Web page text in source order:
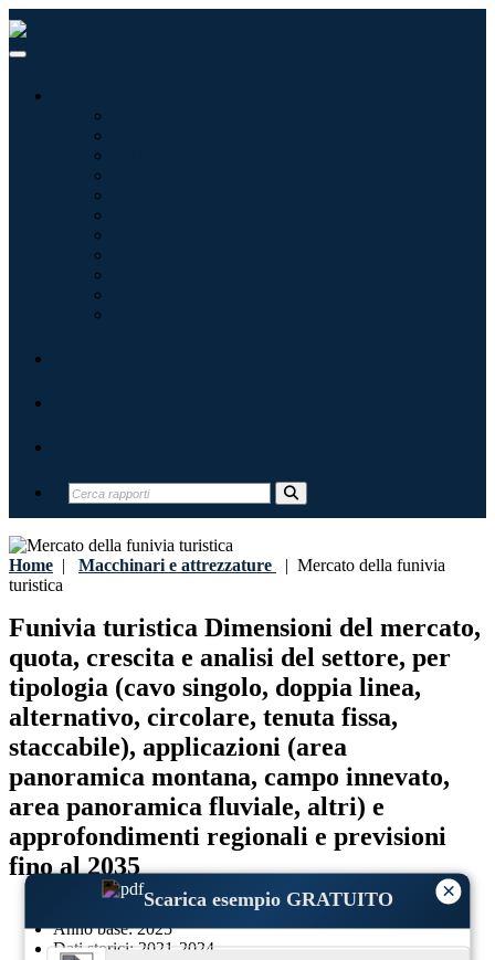
Home | Macchinari e attrezzature | Mercato della funivia
turistica
Funivia turistica Dimensioni del mercato,
quota, crescita e analisi del settore, per
tipologia (cavo singolo, doppia linea,
alternativo, circolare, tenuta fissa,
staccabile), applicazioni (area
panoramica montana, campo innevato,
area panoramica fluviale, altri) e
approfondimenti regionali e previsioni
fino al 2035
Ultimo aggiornamento:23-March-2026
Anno base:2025
Dati storici:2021-2024
×
Scarica esempio GRATUITO